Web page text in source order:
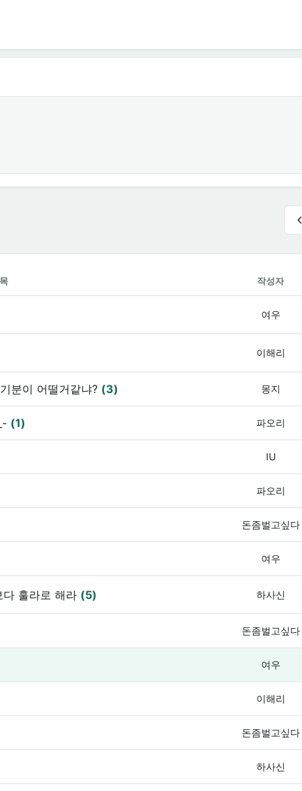
작성자
여우
이해리
분이 어떨거같냐? (3) 몽지
(1) 파오리
IU
파오리
돈좀벌고싶다
여우
훌라로 해라 (5) 하사신
돈좀벌고싶다
여우
이해리
돈좀벌고싶다
하사신